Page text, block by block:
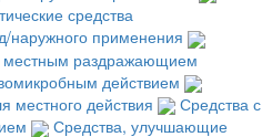
средства
наружного применения
местным раздражающием
действием
местного действия
Средства с
Средства, улучшающие